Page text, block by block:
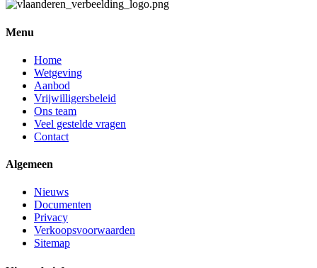
Menu
Home
Wetgeving
Aanbod
Vrijwilligersbeleid
Ons team
Veel gestelde vragen
Contact
Algemeen
Nieuws
Documenten
Privacy
Verkoopsvoorwaarden
Sitemap